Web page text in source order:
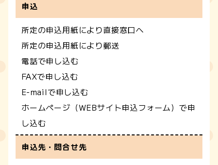
申込
所定の申込用紙により直接窓口へ
所定の申込用紙により郵送
電話で申し込む
FAXで申し込む
E-mailで申し込む
ホームページ（WEBサイト申込フォーム）で申
し込む
申込先・問合せ先